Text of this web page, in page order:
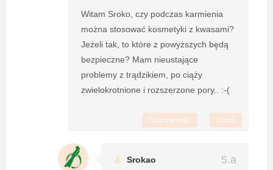
Witam Sroko, czy podczas karmienia
można stosować kosmetyki z kwasami?
Jeżeli tak, to które z powyższych będą
bezpieczne? Mam nieustające
problemy z trądzikiem, po ciąży
zwielokrotnione i rozszerzone pory.. :-(
Odpowiedz Usuń
Srokao